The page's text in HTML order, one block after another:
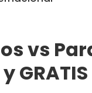
vs
y